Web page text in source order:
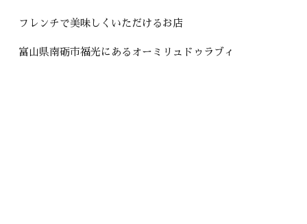
フレンチで美味しくいただけるお店
富山県南砺市福光にあるオーミリュドゥラブィ